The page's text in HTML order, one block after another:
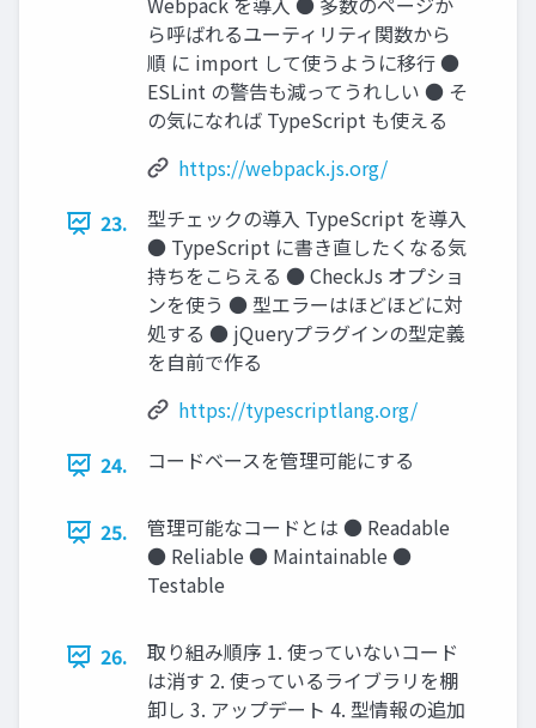
ら呼ばれるユーティリティ関数から
順 に import して使うように移行 ●
ESLint の警告も減ってうれしい ● そ
の気になれば TypeScript も使える
https://webpack.js.org/
23.
型チェックの導入 TypeScript を導入
● TypeScript に書き直したくなる気
持ちをこらえる ● CheckJs オプショ
ンを使う ● 型エラーはほどほどに対
処する ● jQueryプラグインの型定義
を自前で作る
https://typescriptlang.org/
24.
コードベースを管理可能にする
25.
管理可能なコードとは ● Readable
● Reliable ● Maintainable ●
Testable
26.
取り組み順序 1. 使っていないコード
は消す 2. 使っているライブラリを棚
卸し 3. アップデート 4. 型情報の追加